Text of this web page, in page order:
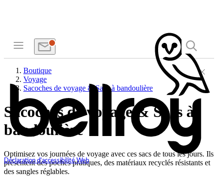
Déclaration d'accessibilité Web
Boutique
Voyage
Sacoches de voyage & Sacs à bandoulière
Sacoches de voyage & Sacs à
bandoulière
Optimisez vos journées de voyage avec ces sacs de tous les jours. Ils
présentent des poches pratiques, des matériaux recyclés résistants et
des sangles réglables.